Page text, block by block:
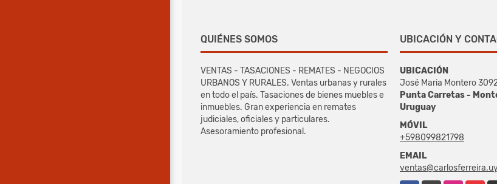
QUIÉNES SOMOS
VENTAS - TASACIONES - REMATES - NEGOCIOS
URBANOS Y RURALES. Ventas urbanas y rurales
en todo el país. Tasaciones de bienes muebles e
inmuebles. Gran experiencia en remates
judiciales, oficiales y particulares.
Asesoramiento profesional.
UBICACIÓN Y
UBICACIÓN
José Maria Montero
Punta Carretas -
Uruguay
MÓVIL
+598099821798
EMAIL